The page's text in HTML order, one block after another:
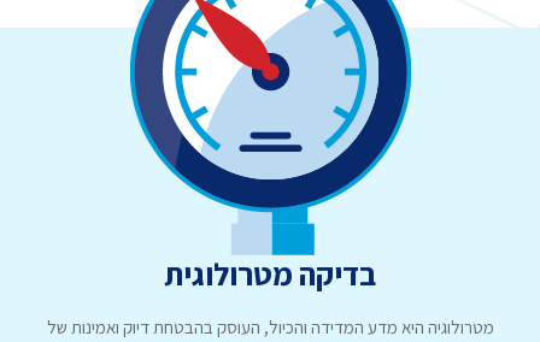
בדיקה מטרולוגית
מטרולוגיה היא מדע המדידה והכיול, העוסק בהבטחת דיוק ואמינות של